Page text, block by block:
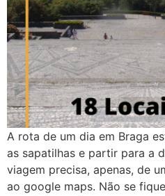
A rota de um dia em Braga
as sapatilhas e partir para a
viagem precisa, apenas, de
ao google maps. Não se